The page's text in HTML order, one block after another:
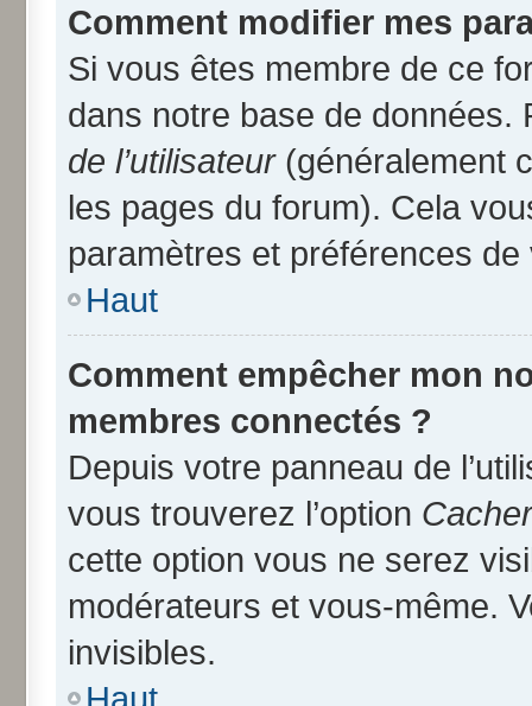
Comment modifier mes
Si vous êtes membre de ce
dans notre base de
de l’utilisateur(généralement
les pages du forum). Cela
paramètres et préférences
Haut
Comment empêcher mon
membres connectés ?
Depuis votre panneau de
vous trouverez l’option
cette option vous ne serez
modérateurs et vous-même.
invisibles.
Haut